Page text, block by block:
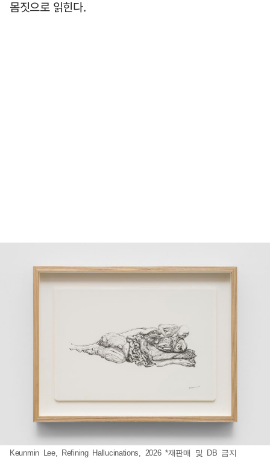
몸짓으로 읽힌다.
Keunmin Lee, Refining Hallucinations, 2026 *재판매 및 DB 금지